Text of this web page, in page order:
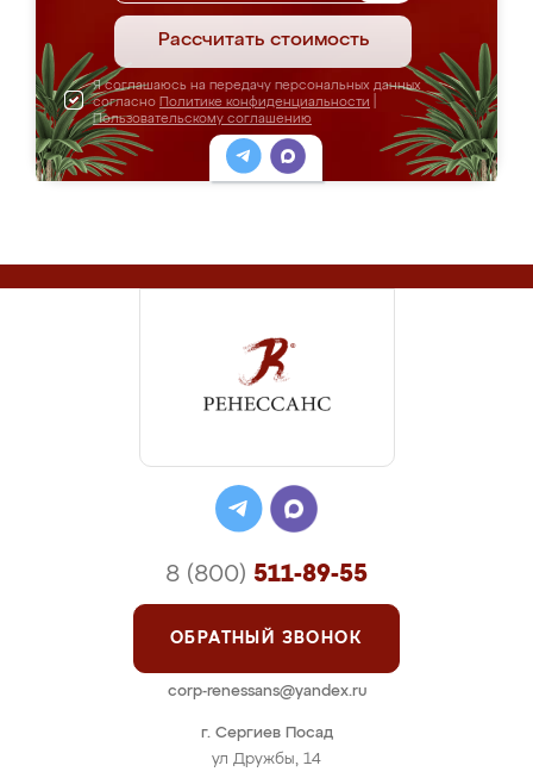
Рассчитать стоимость
Я соглашаюсь на передачу персональных данных
согласно Политике конфиденциальности
Пользовательскому соглашению
г. Сергиев Посад
ул Дружбы, 14
8 (800) 511-89-55
ОБРАТНЫЙ ЗВОНОК
corp-renessans@yandex.ru